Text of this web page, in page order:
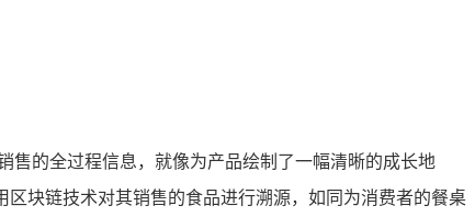
售的全过程信息，就像为产品绘制了一幅清晰的成长地
块链技术对其销售的食品进行溯源，如同为消费者的餐桌